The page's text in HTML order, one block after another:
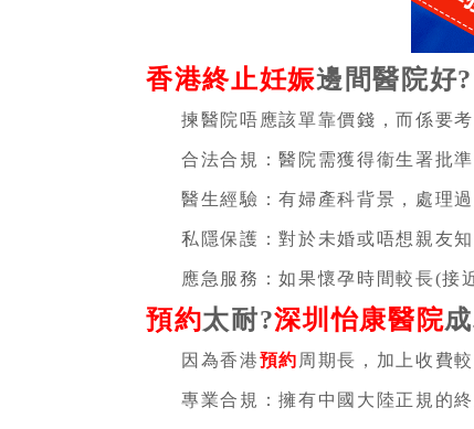
香港終止妊娠邊間醫院好?
揀醫院唔應該單靠價錢，而係要考
合法合規：醫院需獲得衞生署批
醫生經驗：有婦產科背景，處理
私隱保護：對於未婚或唔想親友
應急服務：如果懷孕時間較長(接
預約太耐?深圳怡康醫院
因為香港預約 周期長，加上收費
專業合規：擁有中國大陸正規的